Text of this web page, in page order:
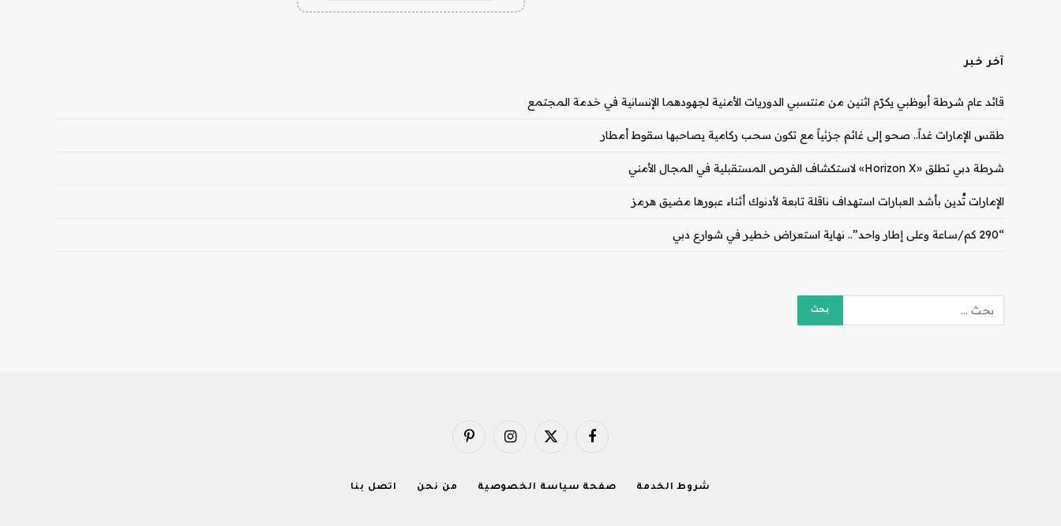
آخر خبر
قائد عام شرطة أبوظبي يكرّم اثنين من منتسبي الدوريات الأمنية لجهودهما الإنسانية في خدمة المجتمع
طقس الإمارات غداً.. صحو إلى غائم جزئياً مع تكون سحب ركامية يصاحبها سقوط أمطار
شرطة دبي تطلق «Horizon X» لاستكشاف الفرص المستقبلية في المجال الأمني
الإمارات تُدين بأشد العبارات استهداف ناقلة تابعة لأدنوك أثناء عبورها مضيق هرمز
“290 كم/ساعة وعلى إطار واحد”.. نهاية استعراض خطير في شوارع دبي
فيسبوك X
الانستغرامبينتيريست
شروط الخدمة صفحة سياسة الخصوصية من نحن اتصل بنا